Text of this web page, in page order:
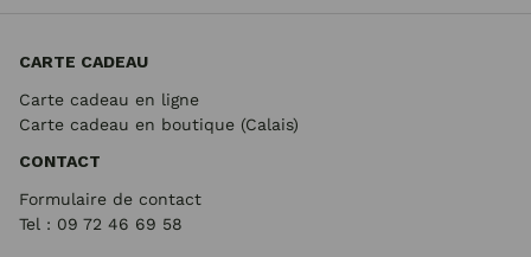
CARTE CADEAU
Carte cadeau en ligne
Carte cadeau en boutique (Calais)
CONTACT
Formulaire de contact
Tel : 09 72 46 69 58